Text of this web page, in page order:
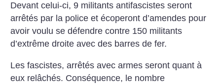
Devant celui-ci, 9 militants antifascistes seront
arrêtés par la police et écoperont d’amendes pour
avoir voulu se défendre contre 150 militants
d’extrême droite avec des barres de fer.
Les fascistes, arrêtés avec armes seront quant à
eux relâchés. Conséquence, le nombre